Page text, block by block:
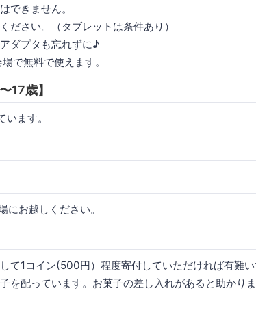
できません。
ださい。（タブレットは条件あり）
ダプタも忘れずに♪
で無料で使えます。
17歳】
ます。
お越しください。
て1コイン(500円）程度寄付していただければ有難い
を配っています。お菓子の差し入れがあると助かりま